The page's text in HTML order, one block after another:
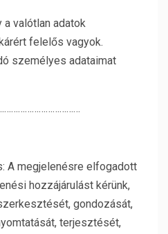
a valótlan adatok
felelős vagyok.
személyes adataimat
A megjelenésre elfogadott
hozzájárulást kérünk,
gondozását,
terjesztését,